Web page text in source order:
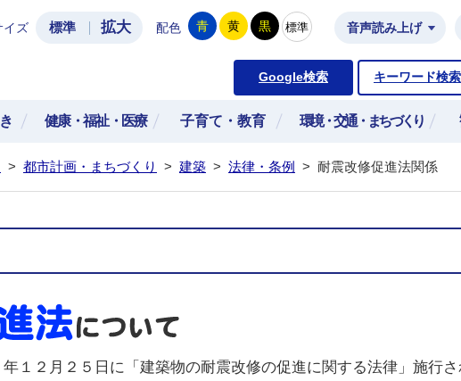
土浦市公式ホームページ
イズ 標準 拡大 配色 青 黄 黒 標準 音声読み上げ
Google検索 キーワード検索
健康・福祉・医療 子育て・教育 環境・交通・まちづくり
> 都市計画・まちづくり > 建築 > 法律・条例 > 耐震改修促進法関係
１２月２５日に「建築物の耐震改修の促進に関する法律」施行さ